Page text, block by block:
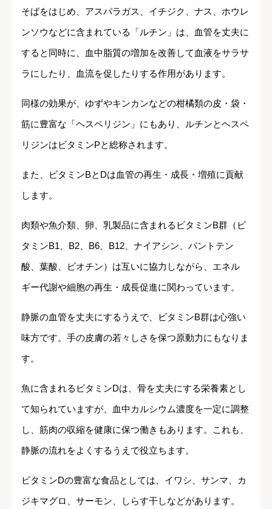
そばをはじめ、アスパラガス、イチジク、ナス、ホウレ
ンソウなどに含まれている「ルチン」は、血管を丈夫に
すると同時に、血中脂質の増加を改善して血液をサラサ
ラにしたり、血流を促したりする作用があります。
同様の効果が、ゆずやキンカンなどの柑橘類の皮・袋・
筋に豊富な「ヘスペリジン」にもあり、ルチンとヘスペ
リジンはビタミンPと総称されます。
また、ビタミンBとDは血管の再生・成長・増殖に貢献
します。
肉類や魚介類、卵、乳製品に含まれるビタミンB群（ビ
タミンB1、B2、B6、B12、ナイアシン、パントテン
酸、葉酸、ビオチン）は互いに協力しながら、エネル
ギー代謝や細胞の再生・成長促進に関わっています。
静脈の血管を丈夫にするうえで、ビタミンB群は心強い
味方です。手の皮膚の若々しさを保つ原動力にもなりま
す。
魚に含まれるビタミンDは、骨を丈夫にする栄養素とし
て知られていますが、血中カルシウム濃度を一定に調整
し、筋肉の収縮を健康に保つ働きもあります。これも、
静脈の流れをよくするうえで役立ちます。
ビタミンDの豊富な食品としては、イワシ、サンマ、カ
ジキマグロ、サーモン、しらす干しなどがあります。